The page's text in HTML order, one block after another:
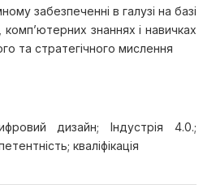
забезпеченні в галузі на базі
знаннях і навичках
та стратегічного мислення
дизайн; Індустрія 4.0.;
кваліфікація